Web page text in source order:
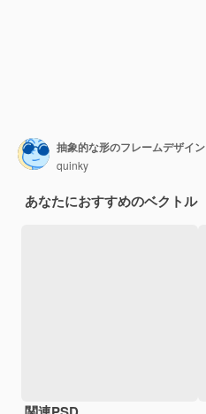
抽象的な形のフレームデザイン
quinky
あなたにおすすめのベクトル